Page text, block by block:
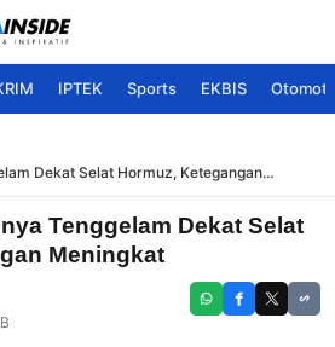
IPTEK Sports EKBIS
Dekat Selat Hormuz, Ketegangan
Tenggelam Dekat Selat
Meningkat